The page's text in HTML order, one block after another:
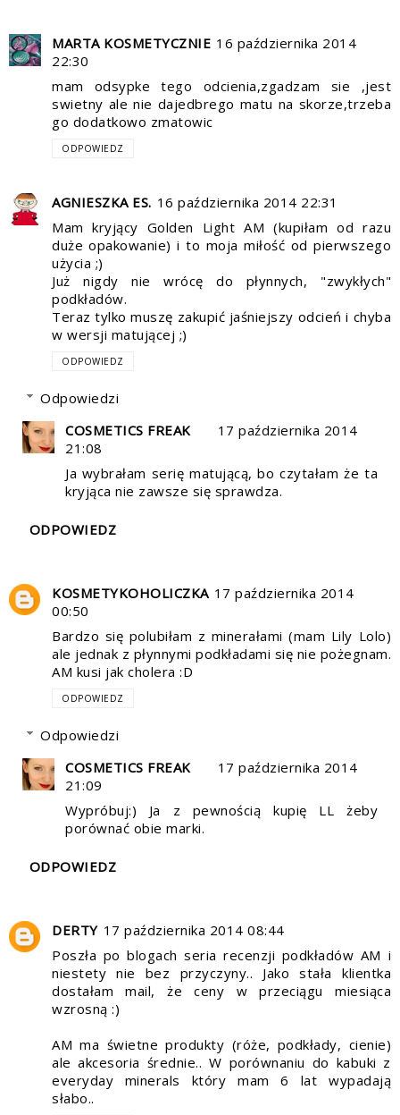
MARTA KOSMETYCZNIE 16 października 2014
22:30
mam odsypke tego odcienia,zgadzam sie ,jest
swietny ale nie dajedbrego matu na skorze,trzeba
go dodatkowo zmatowic
ODPOWIEDZ
AGNIESZKA ES. 16 października 2014 22:31
Mam kryjący Golden Light AM (kupiłam od razu
duże opakowanie) i to moja miłość od pierwszego
użycia ;)
Już nigdy nie wrócę do płynnych, "zwykłych"
podkładów.
Teraz tylko muszę zakupić jaśniejszy odcień i chyba
w wersji matującej ;)
ODPOWIEDZ
Odpowiedzi
COSMETICS FREAK
17 października 2014
21:08
Ja wybrałam serię matującą, bo czytałam że ta
kryjąca nie zawsze się sprawdza.
ODPOWIEDZ
KOSMETYKOHOLICZKA 17 października 2014
00:50
Bardzo się polubiłam z minerałami (mam Lily Lolo)
ale jednak z płynnymi podkładami się nie pożegnam.
AM kusi jak cholera :D
ODPOWIEDZ
Odpowiedzi
COSMETICS FREAK
17 października 2014
21:09
Wypróbuj:) Ja z pewnością kupię LL żeby
porównać obie marki.
ODPOWIEDZ
DERTY 17 października 2014 08:44
Poszła po blogach seria recenzji podkładów AM i
niestety nie bez przyczyny.. Jako stała klientka
dostałam mail, że ceny w przeciągu miesiąca
wzrosną :)
AM ma świetne produkty (róże, podkłady, cienie)
ale akcesoria średnie.. W porównaniu do kabuki z
everyday minerals który mam 6 lat wypadają
słabo..